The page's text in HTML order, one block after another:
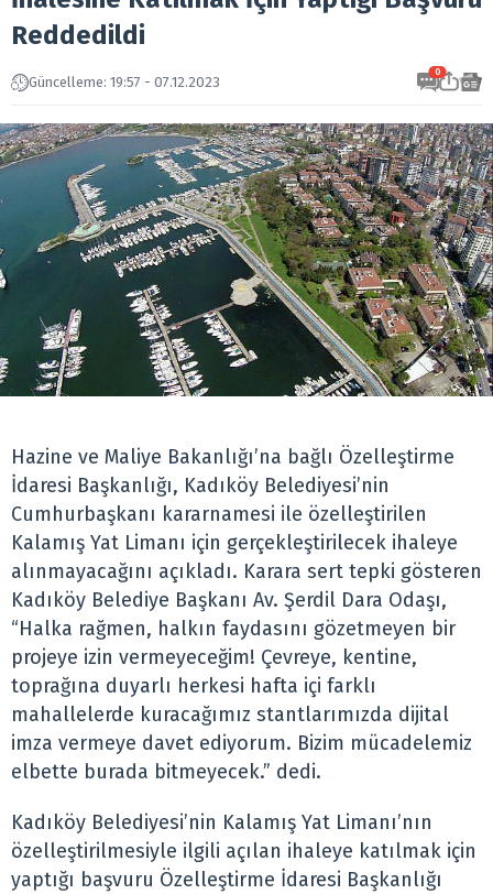
Reddedildi
Güncelleme: 19:57 - 07.12.2023
0
Hazine ve Maliye Bakanlığı’na bağlı Özelleştirme
İdaresi Başkanlığı, Kadıköy Belediyesi’nin
Cumhurbaşkanı kararnamesi ile özelleştirilen
Kalamış Yat Limanı için gerçekleştirilecek ihaleye
alınmayacağını açıkladı. Karara sert tepki gösteren
Kadıköy Belediye Başkanı Av. Şerdil Dara Odaşı,
“Halka rağmen, halkın faydasını gözetmeyen bir
projeye izin vermeyeceğim! Çevreye, kentine,
toprağına duyarlı herkesi hafta içi farklı
mahallelerde kuracağımız stantlarımızda dijital
imza vermeye davet ediyorum. Bizim mücadelemiz
elbette burada bitmeyecek.” dedi.
Kadıköy Belediyesi’nin Kalamış Yat Limanı’nın
özelleştirilmesiyle ilgili açılan ihaleye katılmak için
yaptığı başvuru Özelleştirme İdaresi Başkanlığı